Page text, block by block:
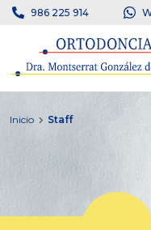
986 225 914
Inicio Staff